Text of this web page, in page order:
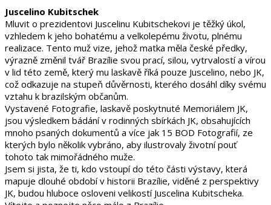
Juscelino Kubitschek
Mluvit o prezidentovi Juscelinu Kubitschekovi je těžký úkol,
vzhledem k jeho bohatému a velkolepému životu, plnému
realizace. Tento muž vize, jehož matka měla české předky,
výrazně změnil tvář Brazílie svou prací, silou, vytrvalostí a vírou
v lid této země, který mu laskavě říká pouze Juscelino, nebo JK,
což odkazuje na stupeň důvěrnosti, kterého dosáhl díky svému
vztahu k brazilským občanům.
Vystavené Fotografie, laskavě poskytnuté Memoriálem JK,
jsou výsledkem bádání v rodinných sbírkách JK, obsahujících
mnoho psaných dokumentů a více jak 15 BOD Fotografií, ze
kterých bylo několik vybráno, aby ilustrovaly životní pouť
tohoto tak mimořádného muže.
Jsem si jista, že ti, kdo vstoupí do této části výstavy, která
mapuje dlouhé období v historii Brazílie, viděné z perspektivy
JK, budou hluboce osloveni velikostí Juscelina Kubitscheka.